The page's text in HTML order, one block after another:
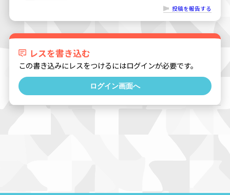
投稿を報告する
レスを書き込む
この書き込みにレスをつけるにはログインが必要です。
ログイン画面へ